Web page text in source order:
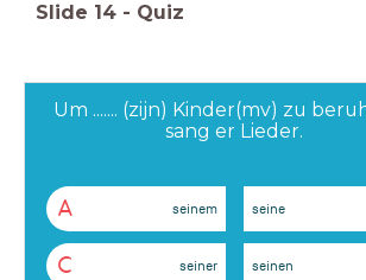
Slide 14 - Quiz
Um ....... (zijn) Kinder(mv) zu
sang er Lieder.
A seinem seine
C seiner seinen